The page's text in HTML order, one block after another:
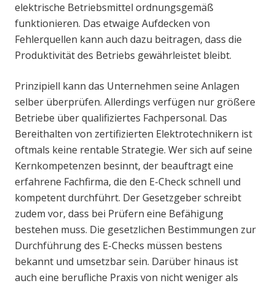
elektrische Betriebsmittel ordnungsgemäß
funktionieren. Das etwaige Aufdecken von
Fehlerquellen kann auch dazu beitragen, dass die
Produktivität des Betriebs gewährleistet bleibt.
Prinzipiell kann das Unternehmen seine Anlagen
selber überprüfen. Allerdings verfügen nur größere
Betriebe über qualifiziertes Fachpersonal. Das
Bereithalten von zertifizierten Elektrotechnikern ist
oftmals keine rentable Strategie. Wer sich auf seine
Kernkompetenzen besinnt, der beauftragt eine
erfahrene Fachfirma, die den E-Check schnell und
kompetent durchführt. Der Gesetzgeber schreibt
zudem vor, dass bei Prüfern eine Befähigung
bestehen muss. Die gesetzlichen Bestimmungen zur
Durchführung des E-Checks müssen bestens
bekannt und umsetzbar sein. Darüber hinaus ist
auch eine berufliche Praxis von nicht weniger als